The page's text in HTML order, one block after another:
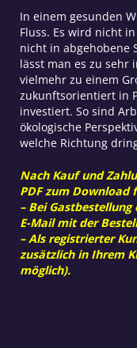
In einem gesunden
Fluss. Es wird nicht
nicht in abgehobene
lässt man es zu sehr
vielmehr zu einem
zukunftsorientiert in
investiert. So sind
ökologische
welche Richtung
Nach Kauf und
PDF zum Download
– Bei
E-Mail mit der
– Als registrierter
zusätzlich in Ihrem
möglich).